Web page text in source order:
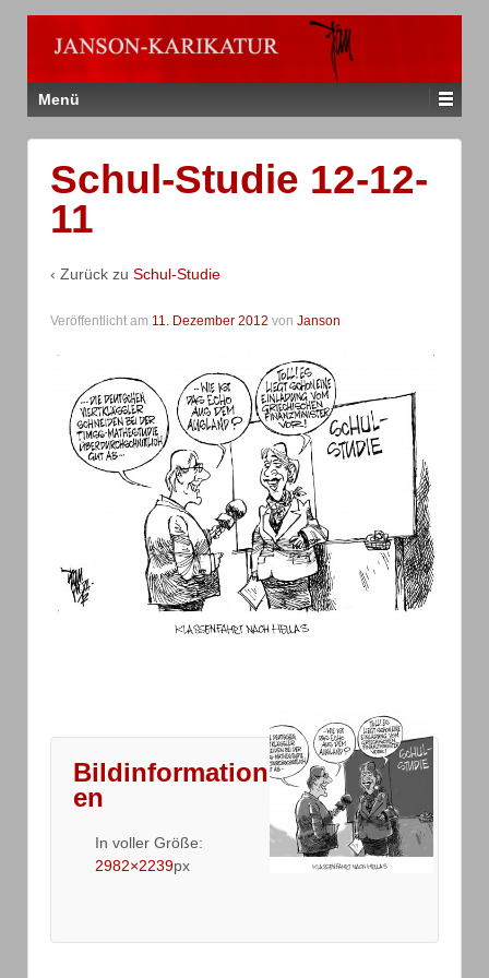
Menü
Schul-Studie 12-12-
11
‹ Zurück zu Schul-Studie
Veröffentlicht am 11. Dezember 2012 von Janson
Bildinformation
en
In voller Größe:
2982×2239px